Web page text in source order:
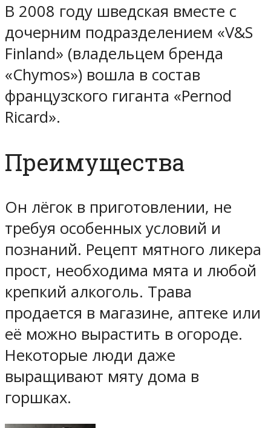
В 2008 году шведская вместе с
дочерним подразделением «V&S
Finland» (владельцем бренда
«Chymos») вошла в состав
французского гиганта «Pernod
Ricard».
Преимущества
Он лёгок в приготовлении, не
требуя особенных условий и
познаний. Рецепт мятного ликера
прост, необходима мята и любой
крепкий алкоголь. Трава
продается в магазине, аптеке или
её можно вырастить в огороде.
Некоторые люди даже
выращивают мяту дома в
горшках.